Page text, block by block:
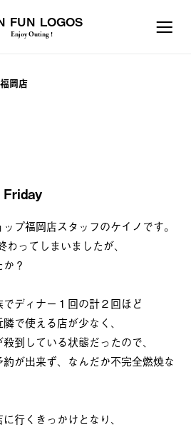
FUN LOGOS
Enjoy Outing !
岡店
プ福岡店スタッフのケイノです。
ってしまいましたが、
？
ディナー１回の計２回ほど
で使える店が少なく、
到している状態だったので、
が出来ず、なんだか不完全燃焼な
行くきっかけとなり、